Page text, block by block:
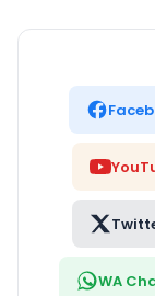
Pengalaman,
Pertumbuhan
WA